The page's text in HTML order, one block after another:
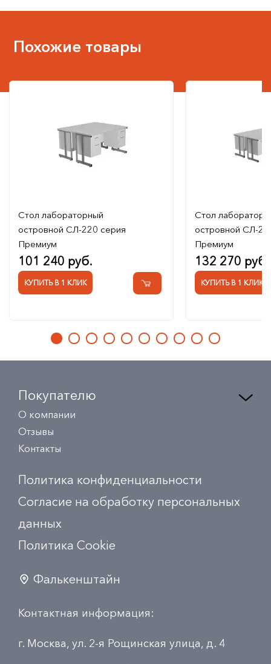
Похожие товары
Стол лабораторный
островной СЛ-220 серия
Премиум
101 240 руб.
КУПИТЬ В 1 КЛИК
Стол
островной СЛ-
Премиум
132 270 руб.
КУПИТЬ В 1 КЛИК
Покупателю
О компании
Отзывы
Контакты
Политика конфиденциальности
Согласие на обработку персональных
данных
Политика Сookie
Фалькенштайн
Контактная информация:
г. Москва, ул. 2-я Рощинская улица, д. 4